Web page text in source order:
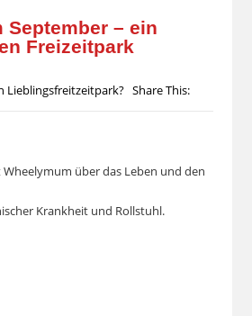
September – ein
Freizeitpark
Share This:
Wheelymum über das Leben und den
Krankheit und Rollstuhl.